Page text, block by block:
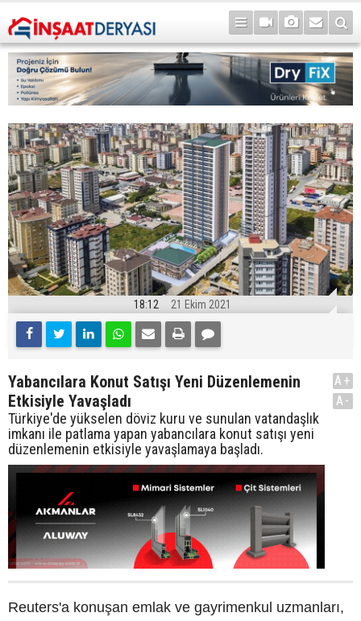
18:12 21 Ekim 2021
Yabancılara Konut Satışı Yeni Düzenlemenin
Etkisiyle Yavaşladı
Türkiye'de yükselen döviz kuru ve sunulan vatandaşlık
imkanı ile patlama yapan yabancılara konut satışı yeni
düzenlemenin etkisiyle yavaşlamaya başladı.
A+
A-
Reuters'a konuşan emlak ve gayrimenkul uzmanları,